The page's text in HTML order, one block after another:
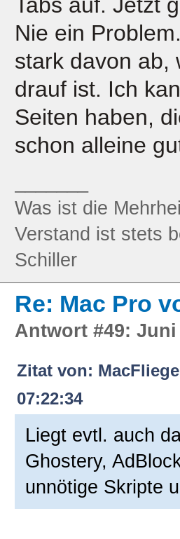
Tabs auf. Jetzt
Nie ein
stark davon ab,
drauf ist. Ich
Seiten haben,
schon alleine
Was ist die
Verstand ist stets
Schiller
Re: Mac Pro
Antwort #49: Juni
Zitat von:
07:22:34
Liegt evtl. auch
Ghostery,
unnötige Skripte